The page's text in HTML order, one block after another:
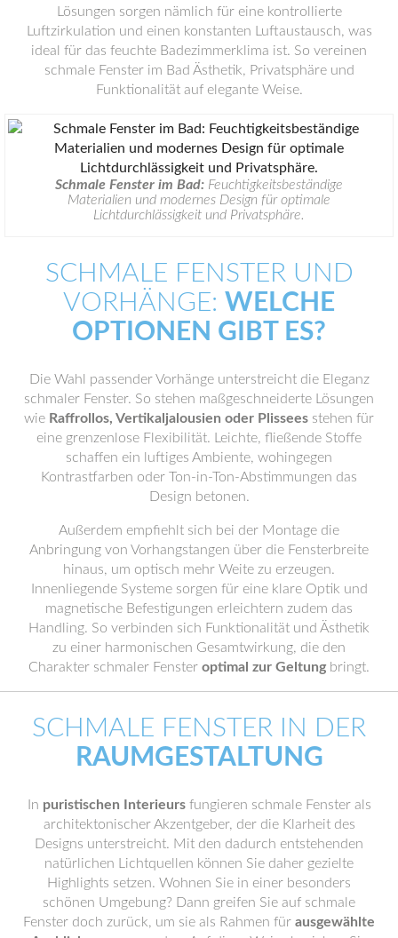
Lösungen sorgen nämlich für eine kontrollierte
Luftzirkulation und einen konstanten Luftaustausch, was
ideal für das feuchte Badezimmerklima ist. So vereinen
schmale Fenster im Bad Ästhetik, Privatsphäre und
Funktionalität auf elegante Weise.
Schmale Fenster im Bad:Feuchtigkeitsbeständige
Materialien und modernes Design für optimale
Lichtdurchlässigkeit und Privatsphäre.
SCHMALE FENSTER UND
VORHÄNGE: WELCHE
OPTIONEN GIBT ES?
Die Wahl passender Vorhänge unterstreicht die Eleganz
schmaler Fenster. So stehen maßgeschneiderte Lösungen
wie Raffrollos, Vertikaljalousien oder Plissees stehen für
eine grenzenlose Flexibilität. Leichte, fließende Stoffe
schaffen ein luftiges Ambiente, wohingegen
Kontrastfarben oder Ton-in-Ton-Abstimmungen das
Design betonen.
Außerdem empfiehlt sich bei der Montage die
Anbringung von Vorhangstangen über die Fensterbreite
hinaus, um optisch mehr Weite zu erzeugen.
Innenliegende Systeme sorgen für eine klare Optik und
magnetische Befestigungen erleichtern zudem das
Handling. So verbinden sich Funktionalität und Ästhetik
zu einer harmonischen Gesamtwirkung, die den
Charakter schmaler Fenster optimal zur Geltung bringt.
SCHMALE FENSTER IN DER
RAUMGESTALTUNG
In puristischen Interieursfungieren schmale Fenster als
architektonischer Akzentgeber, der die Klarheit des
Designs unterstreicht. Mit den dadurch entstehenden
natürlichen Lichtquellen können Sie daher gezielte
Highlights setzen. Wohnen Sie in einer besonders
schönen Umgebung? Dann greifen Sie auf schmale
Fenster doch zurück, um sie als Rahmen für ausgewählte